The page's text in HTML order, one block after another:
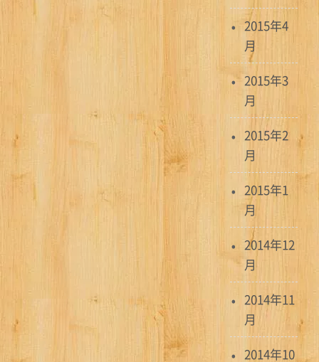
2015年4
月
2015年3
月
2015年2
月
2015年1
月
2014年12
月
2014年11
月
2014年10